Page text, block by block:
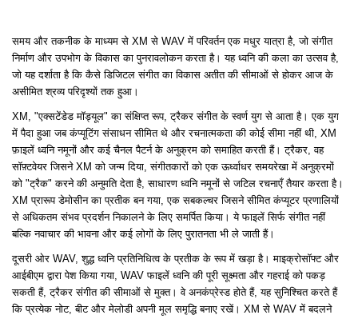
समय और तकनीक के माध्यम से XM से WAV में परिवर्तन एक मधुर यात्रा है, जो संगीत
निर्माण और उपभोग के विकास का पुनरावलोकन करता है। यह ध्वनि की कला का उत्सव है,
जो यह दर्शाता है कि कैसे डिजिटल संगीत का विकास अतीत की सीमाओं से होकर आज के
असीमित श्रव्य परिदृश्यों तक हुआ।
XM, "एक्सटेंडेड मॉड्यूल" का संक्षिप्त रूप, ट्रैकर संगीत के स्वर्ण युग से आता है। एक युग
में पैदा हुआ जब कंप्यूटिंग संसाधन सीमित थे और रचनात्मकता की कोई सीमा नहीं थी, XM
फ़ाइलें ध्वनि नमूनों और कई चैनल पैटर्न के अनुक्रम को समाहित करती हैं। ट्रैकर, वह
सॉफ़्टवेयर जिसने XM को जन्म दिया, संगीतकारों को एक ऊर्ध्वाधर समयरेखा में अनुक्रमों
को "ट्रैक" करने की अनुमति देता है, साधारण ध्वनि नमूनों से जटिल रचनाएँ तैयार करता है।
XM प्रारूप डेमोसीन का प्रतीक बन गया, एक सबकल्चर जिसने सीमित कंप्यूटर प्रणालियों
से अधिकतम संभव प्रदर्शन निकालने के लिए समर्पित किया। ये फाइलें सिर्फ संगीत नहीं
बल्कि नवाचार की भावना और कई लोगों के लिए पुरातनता भी ले जाती हैं।
दूसरी ओर WAV, शुद्ध ध्वनि प्रतिनिधित्व के प्रतीक के रूप में खड़ा है। माइक्रोसॉफ्ट और
आईबीएम द्वारा पेश किया गया, WAV फाइलें ध्वनि की पूरी सूक्ष्मता और गहराई को पकड़
सकती हैं, ट्रैकर संगीत की सीमाओं से मुक्त। वे अनकंप्रेस्ड होते हैं, यह सुनिश्चित करते हैं
कि प्रत्येक नोट, बीट और मेलोडी अपनी मूल समृद्धि बनाए रखें। XM से WAV में बदलने